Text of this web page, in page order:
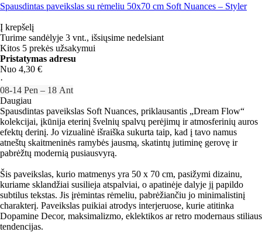
Spausdintas paveikslas su rėmeliu 50x70 cm Soft Nuances – Styler
Į krepšelį
Turime sandėlyje 3 vnt., išsiųsime nedelsiant
Kitos 5 prekės užsakymui
Pristatymas adresu
Nuo 4,30 €
·
08‑14 Pen – 18 Ant
Daugiau
Spausdintas paveikslas Soft Nuances, priklausantis „Dream Flow“
kolekcijai, įkūnija eterinį švelnių spalvų perėjimų ir atmosferinių auros
efektų derinį. Jo vizualinė išraiška sukurta taip, kad į tavo namus
atneštų skaitmeninės ramybės jausmą, skatintų jutiminę gerovę ir
pabrėžtų modernią pusiausvyrą.
Šis paveikslas, kurio matmenys yra 50 x 70 cm, pasižymi dizainu,
kuriame sklandžiai susilieja atspalviai, o apatinėje dalyje jį papildo
subtilus tekstas. Jis įrėmintas rėmeliu, pabrėžiančiu jo minimalistinį
charakterį. Paveikslas puikiai atrodys interjeruose, kurie atitinka
Dopamine Decor, maksimalizmo, eklektikos ar retro modernaus stiliaus
tendencijas.